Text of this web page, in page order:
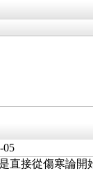
05
接從傷寒論